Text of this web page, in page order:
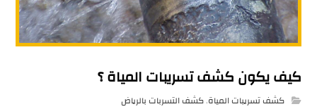
كيف يكون كشف تسريبات المياة ؟
كشف تسريبات المياة,كشف التسربات بالرياض